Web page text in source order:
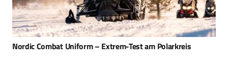
Neue Sensoren für norwegische U-Boote der ULA-Klasse